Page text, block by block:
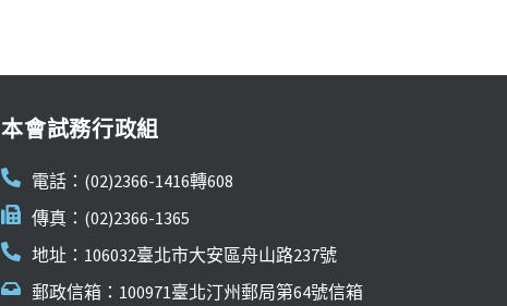
本會試務行政組
電話：(02)2366-1416轉608
傳真：(02)2366-1365
地址：106032臺北市大安區舟山路237號
郵政信箱：100971臺北汀州郵局第64號信箱